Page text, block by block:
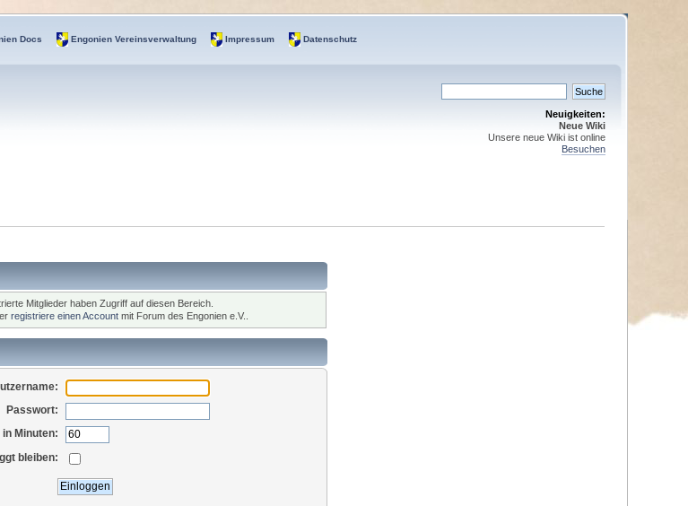
Docs Engonien Vereinsverwaltung Impressum Datenschutz
Neuigkeiten:
Neue Wiki
Unsere neue Wiki ist online
Besuchen
Mitglieder haben Zugriff auf diesen Bereich.
registriere einen Accountmit Forum des Engonien e.V..
Passwort:
Minuten:
bleiben: